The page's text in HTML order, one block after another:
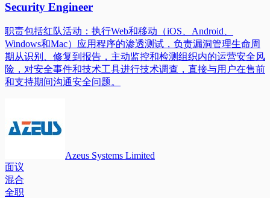
Security Engineer
职责包括红队活动：执行Web和移动（iOS、Android、
Windows和Mac）应用程序的渗透测试，负责漏洞管理生命周
期从识别、修复到报告，主动监控和检测组织内的运营安全风
险，对安全事件和技术工具进行技术调查，直接与用户在售前
和支持期间沟通安全问题。
Azeus Systems Limited
面议
混合
全职